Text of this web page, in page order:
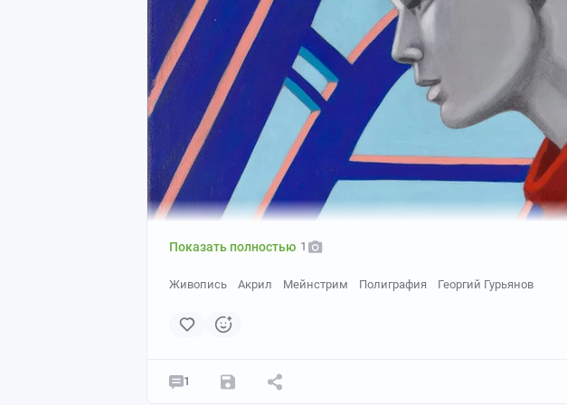
Показать полностью 1
Живопись Акрил Мейнстрим Полиграфия Георгий Гурьянов
1